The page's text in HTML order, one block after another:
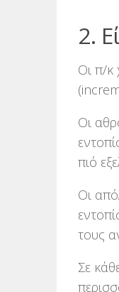
2.
Οι π/κ
Οι
πιό
Οι
τους
Σε